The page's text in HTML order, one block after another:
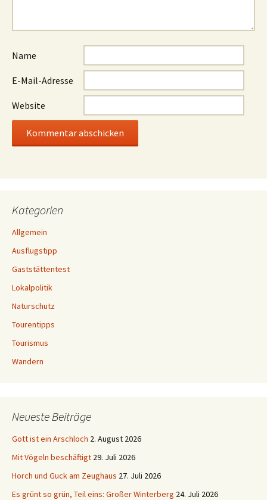
Name
E-Mail-Adresse
Website
Kategorien
Allgemein
Ausflugstipp
Gaststättentest
Lokalpolitik
Naturschutz
Tourentipps
Tourismus
Wandern
Neueste Beiträge
Gott ist ein Arschloch 2. August 2026
Mit Vögeln beschäftigt 29. Juli 2026
Horch und Guck am Zeughaus 27. Juli 2026
Es grünt so grün, Teil eins: Großer Winterberg 24. Juli 2026